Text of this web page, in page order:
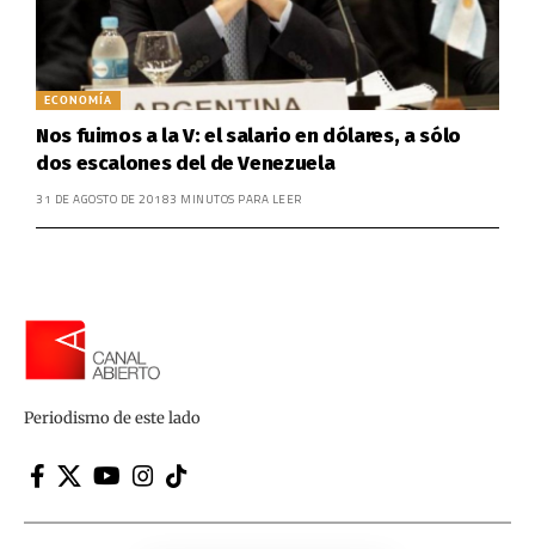
ECONOMÍA
Nos fuimos a la V: el salario en dólares, a sólo
dos escalones del de Venezuela
31 DE AGOSTO DE 20183 MINUTOS PARA LEER
Periodismo de este lado